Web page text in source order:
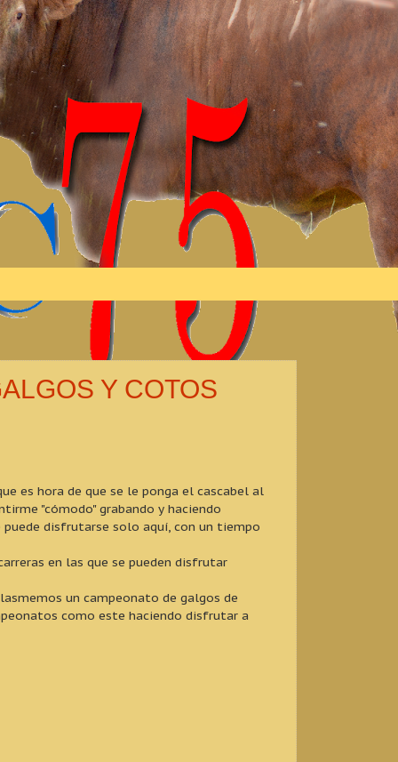
Y COTOS
es hora de que se le ponga el cascabel al
"cómodo" grabando y haciendo
puede disfrutarse solo aquí, con un tiempo
en las que se pueden disfrutar
un campeonato de galgos de
como este haciendo disfrutar a